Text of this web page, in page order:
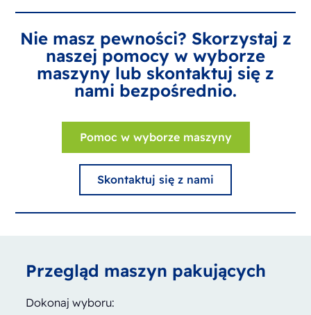
Nie masz pewności? Skorzystaj z
naszej pomocy w wyborze
maszyny lub skontaktuj się z
nami bezpośrednio.
Pomoc w wyborze maszyny
Skontaktuj się z nami
Przegląd maszyn pakujących
Dokonaj wyboru: